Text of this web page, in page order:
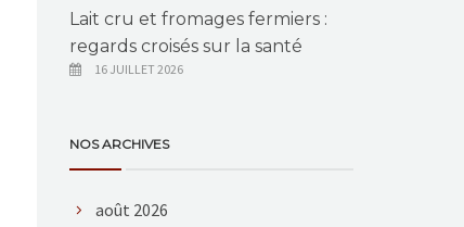
Lait cru et fromages fermiers :
regards croisés sur la santé
16 JUILLET 2026
NOS ARCHIVES
août 2026